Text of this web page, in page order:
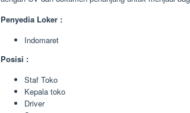
Penyedia Loker :
Indomaret
Posisi :
Staf Toko
Kepala toko
Driver